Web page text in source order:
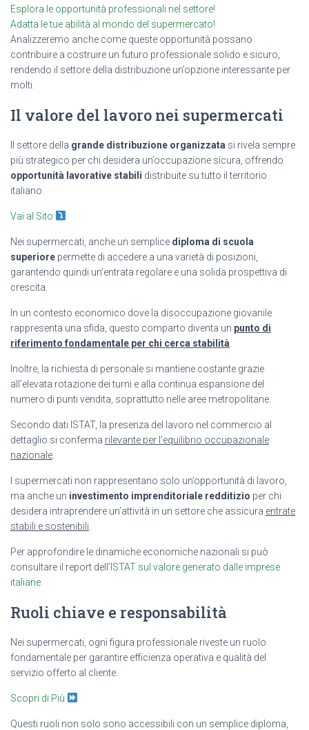
Esplora le opportunità professionali nel settore!
Adatta le tue abilità al mondo del supermercato!
Analizzeremo anche come queste opportunità possano
contribuire a costruire un futuro professionale solido e sicuro,
rendendo il settore della distribuzione un’opzione interessante per
molti.
Il valore del lavoro nei supermercati
Il settore della grande distribuzione organizzata si rivela sempre
più strategico per chi desidera un’occupazione sicura, offrendo
opportunità lavorative stabili distribuite su tutto il territorio
italiano.
Vai al Sito
Nei supermercati, anche un semplice diploma di scuola
superiore permette di accedere a una varietà di posizioni,
garantendo quindi un’entrata regolare e una solida prospettiva di
crescita.
In un contesto economico dove la disoccupazione giovanile
rappresenta una sfida, questo comparto diventa un punto di
riferimento fondamentale per chi cerca stabilità
Inoltre, la richiesta di personale si mantiene costante grazie
all’elevata rotazione dei turni e alla continua espansione del
numero di punti vendita, soprattutto nelle aree metropolitane.
Secondo dati ISTAT, la presenza del lavoro nel commercio al
dettaglio si conferma rilevante per l’equilibrio occupazionale
nazionale
I supermercati non rappresentano solo un’opportunità di lavoro,
ma anche un investimento imprenditoriale redditizio per chi
desidera intraprendere un’attività in un settore che assicura entrate
stabili e sostenibili
Per approfondire le dinamiche economiche nazionali si può
consultare il report dell’ ISTAT sul valore generato dalle imprese
italiane
Ruoli chiave e responsabilità
Nei supermercati, ogni figura professionale riveste un ruolo
fondamentale per garantire efficienza operativa e qualità del
servizio offerto al cliente.
Scopri di Più
Questi ruoli non solo sono accessibili con un semplice diploma,